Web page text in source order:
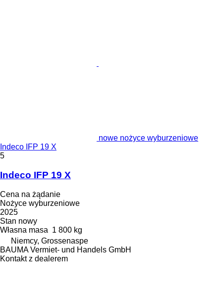
nowe nożyce wyburzeniowe
Indeco IFP 19 X
5
Indeco IFP 19 X
Cena na żądanie
Nożyce wyburzeniowe
2025
Stan nowy
Własna masa 1 800 kg
Niemcy, Grossenaspe
BAUMA Vermiet- und Handels GmbH
Kontakt z dealerem